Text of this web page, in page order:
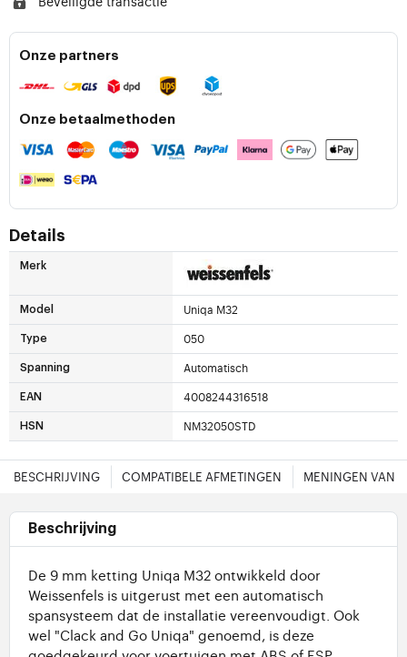
Onze partners
Onze betaalmethoden
Details
Merk
Model Uniqa M32
Type 050
Spanning Automatisch
EAN 4008244316518
HSN NM32050STD
BESCHRIJVING COMPATIBELE AFMETINGEN MENINGEN VAN
Beschrijving
De 9 mm ketting Uniqa M32 ontwikkeld door
Weissenfels is uitgerust met een automatisch
spansysteem dat de installatie vereenvoudigt. Ook
wel "Clack and Go Uniqa" genoemd, is deze